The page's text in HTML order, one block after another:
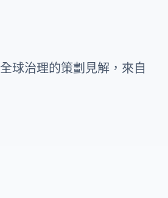
球治理的策劃見解，來自